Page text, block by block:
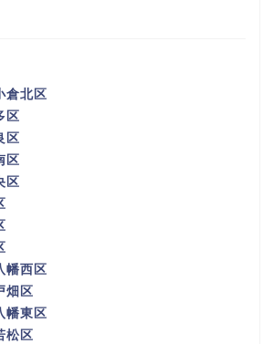
倉北区
区
区
区
区
幡西区
畑区
幡東区
松区